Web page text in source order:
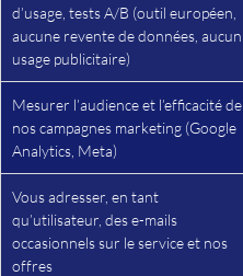
d’usage, tests A/B (outil européen,
aucune revente de données, aucun
usage publicitaire)
Mesurer l’audience et l’efficacité de
nos campagnes marketing (Google
Analytics, Meta)
Vous adresser, en tant
qu’utilisateur, des e-mails
occasionnels sur le service et nos
offres